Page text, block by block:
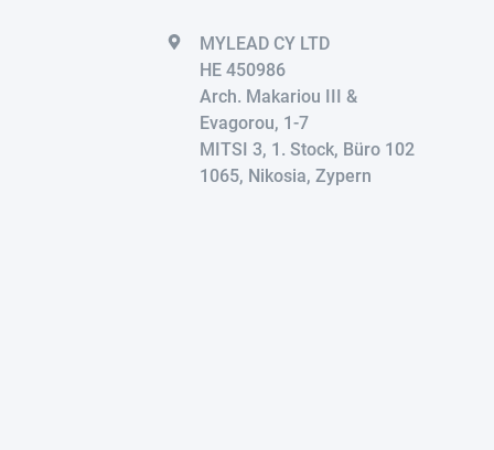
MYLEAD CY LTD
HE 450986
Arch. Makariou III &
Evagorou, 1-7
MITSI 3, 1. Stock, Büro 102
1065, Nikosia, Zypern